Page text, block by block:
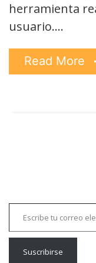
herramienta
usuario.…
Read More
Escribe tu correo electrónico…
Suscribirse